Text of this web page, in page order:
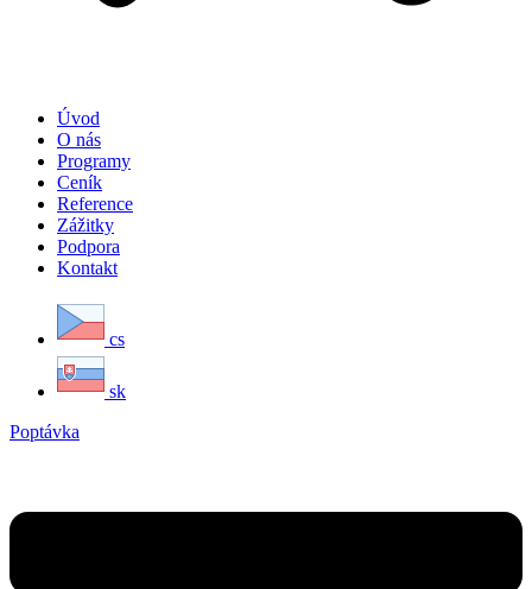
Úvod
O nás
Programy
Ceník
Reference
Zážitky
Podpora
Kontakt
cs
sk
Poptávka